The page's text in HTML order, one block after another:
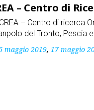
– Centro di
– Centro di ricerca
del Tronto, Pescia
maggio 2019, 17 maggio